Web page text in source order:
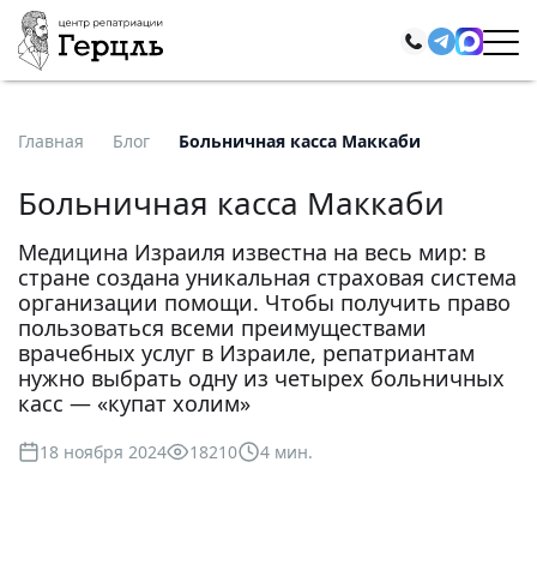
Главная Блог Больничная касса Маккаби
Больничная касса Маккаби
Медицина Израиля известна на весь мир: в
стране создана уникальная страховая система
организации помощи. Чтобы получить право
пользоваться всеми преимуществами
врачебных услуг в Израиле, репатриантам
нужно выбрать одну из четырех больничных
касс — «купат холим»
18 ноября 2024 18210 4 мин.